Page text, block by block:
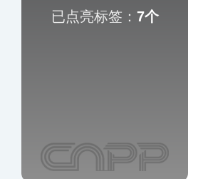
已点亮标签： 7个